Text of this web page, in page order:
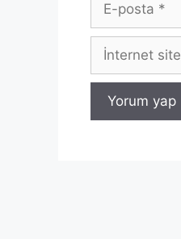
posta
İnternet